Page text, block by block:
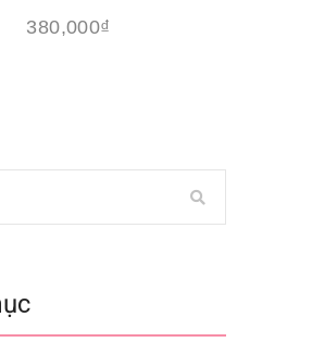
380,000₫